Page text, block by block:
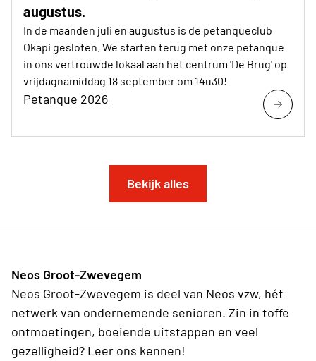
augustus.
In de maanden juli en augustus is de petanqueclub
Okapi gesloten. We starten terug met onze petanque
in ons vertrouwde lokaal aan het centrum 'De Brug' op
vrijdagnamiddag 18 september om 14u30!
Petanque 2026
Bekijk alles
Neos Groot-Zwevegem
Neos Groot-Zwevegem is deel van Neos vzw, hét
netwerk van ondernemende senioren. Zin in toffe
ontmoetingen, boeiende uitstappen en veel
gezelligheid? Leer ons kennen!